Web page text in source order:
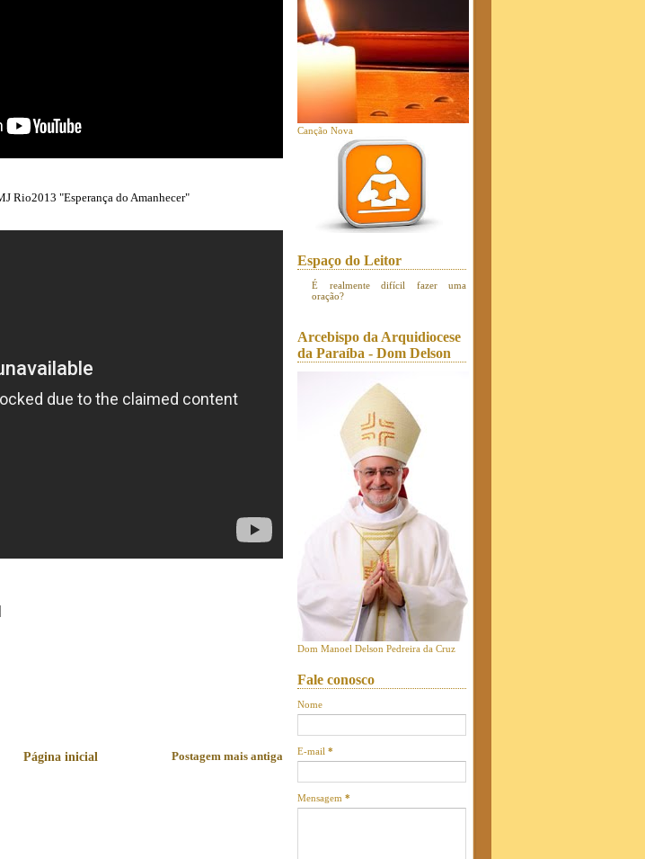
Rio2013 "Esperança do Amanhecer"
Postagem mais antiga
Página inicial
Canção Nova
Espaço do Leitor
É realmente difícil fazer uma
oração?
Arcebispo da Arquidiocese
da Paraíba - Dom Delson
Dom Manoel Delson Pedreira da Cruz
Fale conosco
Nome
E-mail *
Mensagem *